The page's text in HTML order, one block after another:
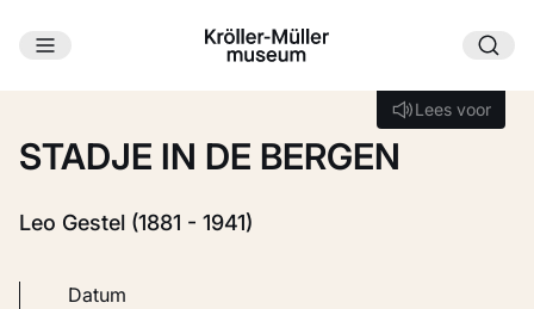
Ga naar hoofdinhoud
Lees voor
Lees voor
STADJE IN DE BERGEN
Leo Gestel (1881 - 1941)
Datum